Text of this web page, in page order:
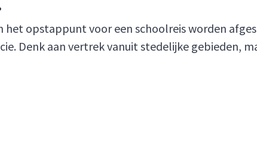
het opstappunt voor een schoolreis worden
Denk aan vertrek vanuit stedelijke gebieden,